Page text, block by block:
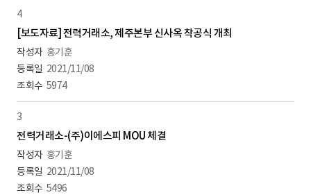
4
[보도자료] 전력거래소, 제주본부 신사옥 착공식 개최
홍기훈
2021/11/08
5974
3
전력거래소-(주)이에스피 MOU 체결
홍기훈
2021/11/08
5496